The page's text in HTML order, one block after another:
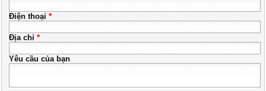
Điện thoại *
Địa chỉ *
Yêu cầu của bạn